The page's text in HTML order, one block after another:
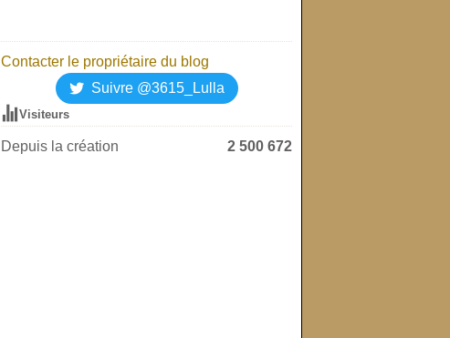
Contacter le propriétaire du blog
Suivre @3615_Lulla
Visiteurs
Depuis la création 2 500 672